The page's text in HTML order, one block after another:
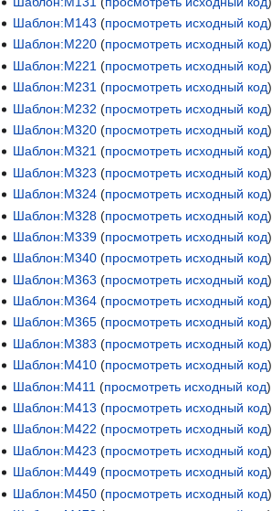
Шаблон:М143 (просмотреть исходный код)
Шаблон:М220 (просмотреть исходный код)
Шаблон:М221 (просмотреть исходный код)
Шаблон:М231 (просмотреть исходный код)
Шаблон:М232 (просмотреть исходный код)
Шаблон:М320 (просмотреть исходный код)
Шаблон:М321 (просмотреть исходный код)
Шаблон:М323 (просмотреть исходный код)
Шаблон:М324 (просмотреть исходный код)
Шаблон:М328 (просмотреть исходный код)
Шаблон:М339 (просмотреть исходный код)
Шаблон:М340 (просмотреть исходный код)
Шаблон:М363 (просмотреть исходный код)
Шаблон:М364 (просмотреть исходный код)
Шаблон:М365 (просмотреть исходный код)
Шаблон:М383 (просмотреть исходный код)
Шаблон:М410 (просмотреть исходный код)
Шаблон:М411 (просмотреть исходный код)
Шаблон:М413 (просмотреть исходный код)
Шаблон:М422 (просмотреть исходный код)
Шаблон:М423 (просмотреть исходный код)
Шаблон:М449 (просмотреть исходный код)
Шаблон:М450 (просмотреть исходный код)